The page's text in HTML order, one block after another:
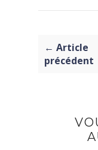
← Article
précédent